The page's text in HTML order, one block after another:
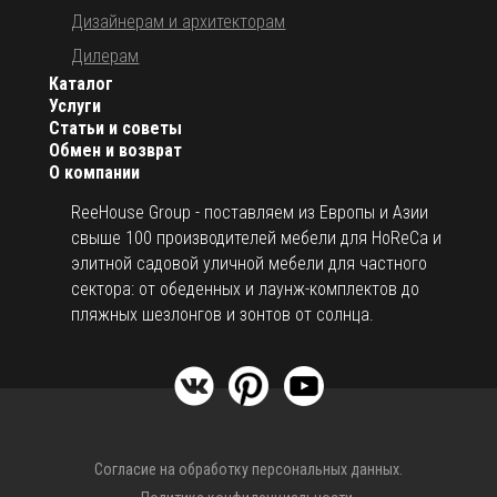
О компании
ReeHouse Group - поставляем из Европы и Азии
свыше 100 производителей мебели для HoReCa и
элитной садовой уличной мебели для частного
сектора: от обеденных и лаунж-комплектов до
пляжных шезлонгов и зонтов от солнца.
Каталог
Услуги
Статьи и советы
Обмен и возврат
Дизайнерам и архитекторам
Дилерам
Согласие на обработку персональных данных.